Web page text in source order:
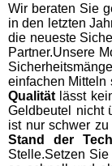
Wir beraten Sie
in den letzten
die neueste
Partner.Unsere
einfachen Mitteln
Qualität lässt
Geldbeutel nicht
ist nur schwer
Stand der
Stelle.Setzen